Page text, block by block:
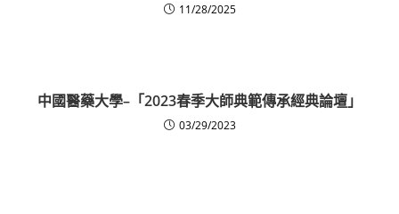
11/28/2025
中國醫藥大學–「2023春季大師典範傳承經典論壇」
03/29/2023